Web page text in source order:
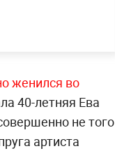
женился во
40-летняя Ева
не того
артиста